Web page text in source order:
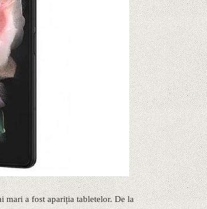
mari a fost apariția tabletelor. De la